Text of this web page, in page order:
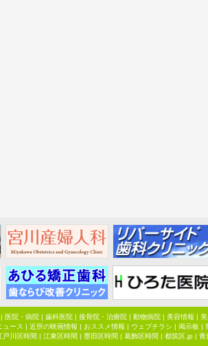
| 医院・病院| 歯科医院| 接骨院・治療院| 動物病院| 美容情報 |
ュース | 近所の映画情報 | おススメ情報 | ウェブチラシ | 掲示板 |
戸川区時間 | 江東区時間 | 墨田区時間 | 葛飾区時間 | 都筑区.jp | 青